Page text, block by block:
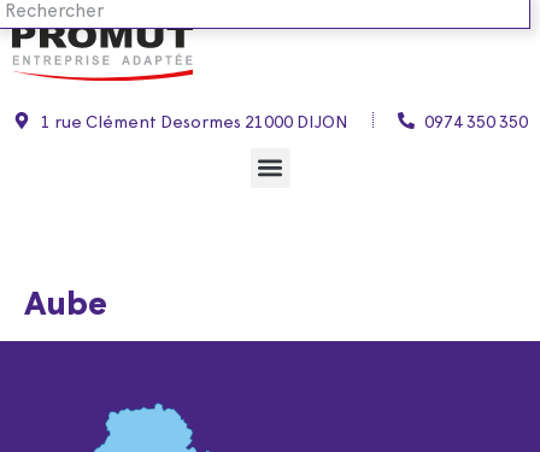
1 rue Clément Desormes 21000 DIJON 0974 350 350
Aube